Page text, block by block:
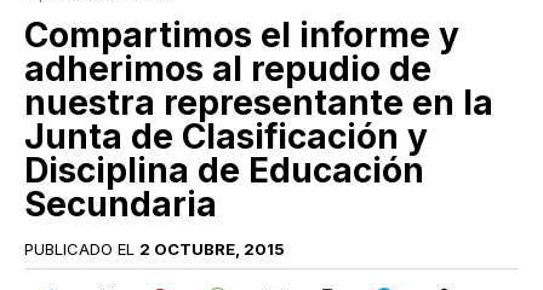
Compartimos el informe y
adherimos al repudio de
nuestra representante en la
Junta de Clasificación y
Disciplina de Educación
Secundaria
PUBLICADO EL 2 OCTUBRE, 2015